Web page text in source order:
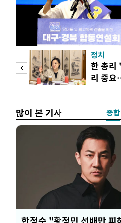
피
정치
한 총리
리 중요
많이 본 기사 종합
한정수 "황정민 선배만